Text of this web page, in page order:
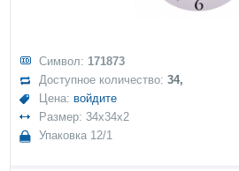
Символ: 171873
Доступное количество:34,
Цена: войдите
Размер: 34x34x2
Упаковка 12/1